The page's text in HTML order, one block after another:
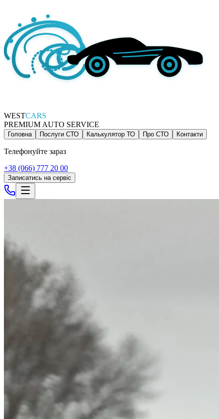
WESTCARS
PREMIUM AUTO SERVICE
Головна Послуги СТО Калькулятор ТО Про СТО Контакти
Телефонуйте зараз
+38 (066) 777 20 00
Записатись на сервіс